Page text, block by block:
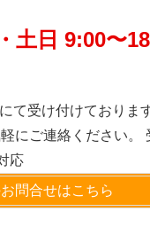
土日 9:00〜
て受け付けておりま
にご連絡ください。
応
問合せはこちら